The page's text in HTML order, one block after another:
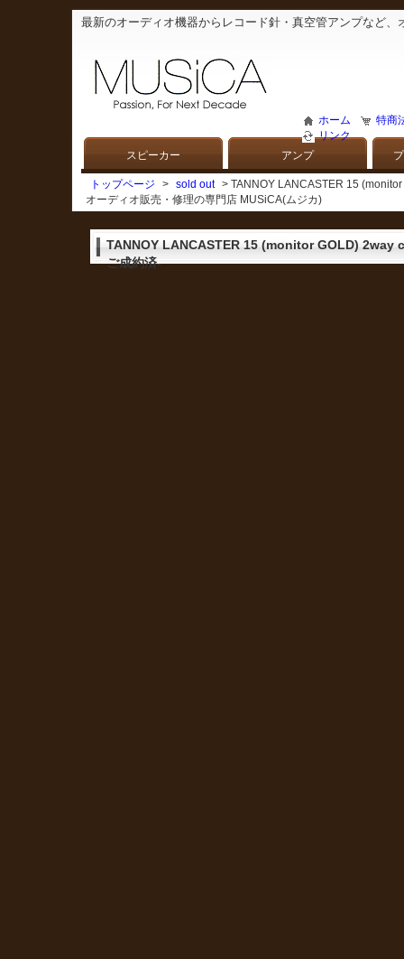
最新のオーディオ機器からレコード針・真空管アンプなど
ホーム
特商
リンク
スピーカー アンプ
トップページ > sold out
> TANNOY LANCASTER 15
オーディオ販売・修理の専門店 MUSiCA(ムジカ)
TANNOY LANCASTER 15 (monitor GOLD)
ご成約済-